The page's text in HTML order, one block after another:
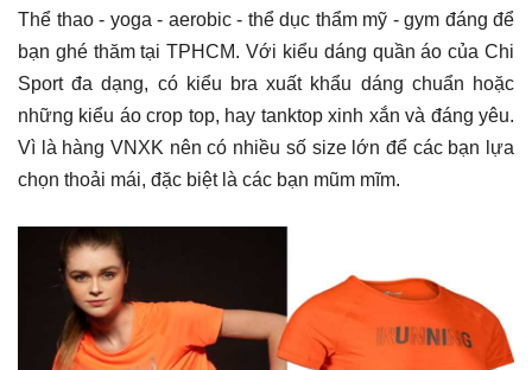
Thể thao - yoga - aerobic - thể dục thẩm mỹ - gym đáng để
bạn ghé thăm tại TPHCM. Với kiểu dáng quần áo của Chi
Sport đa dạng, có kiểu bra xuất khẩu dáng chuẩn hoặc
những kiểu áo crop top, hay tanktop xinh xắn và đáng yêu.
Vì là hàng VNXK nên có nhiều số size lớn để các bạn lựa
chọn thoải mái, đặc biệt là các bạn mũm mĩm.